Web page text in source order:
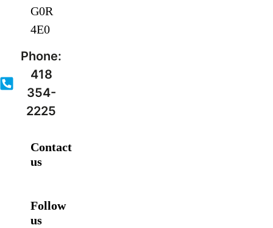
G0R
4E0
Phone:
418
354-
2225
Contact
us
Follow
us